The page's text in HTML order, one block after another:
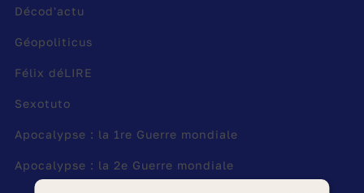
Je fais souvent ce rêve étrange et
pénétrant
j’aime, et qui m’aime,
Et qui n’est, chaque fois, ni tout à
Ni tout à fait une autre, et m’aime et
Décod'actu
Géopoliticus
Félix déLIRE
Sexotuto
Apocalypse : la 1re Guerre mondiale
Apocalypse : la 2e Guerre mondiale